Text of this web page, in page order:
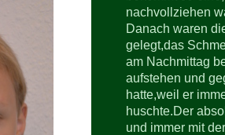
nachvollziehen
Danach waren
gelegt,das
am Nachmittag
aufstehen und
hatte,weil er
huschte.Der
und immer mit